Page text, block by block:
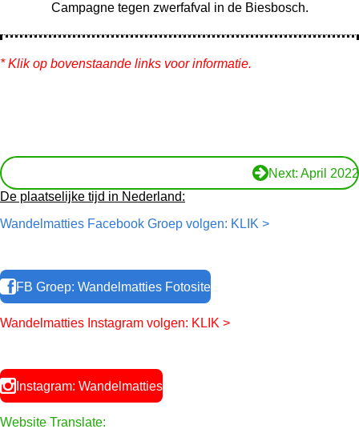
Campagne tegen zwerfafval in de Biesbosch.
* Klik op bovenstaande links voor informatie.
Next: April 2022
De plaatselijke tijd in Nederland:
Wandelmatties Facebook Groep volgen: KLIK >
FB Groep: Wandelmatties Fotosite
Wandelmatties Instagram volgen: KLIK >
Instagram: Wandelmatties
Website Translate: